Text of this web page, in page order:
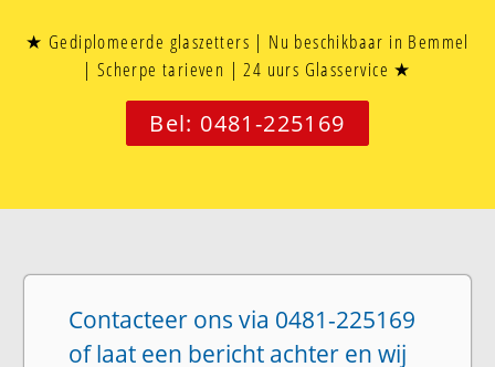
★ Gediplomeerde glaszetters | Nu beschikbaar in Bemmel
| Scherpe tarieven | 24 uurs Glasservice ★
Bel: 0481-225169
Contacteer ons via 0481-225169
of laat een bericht achter en wij